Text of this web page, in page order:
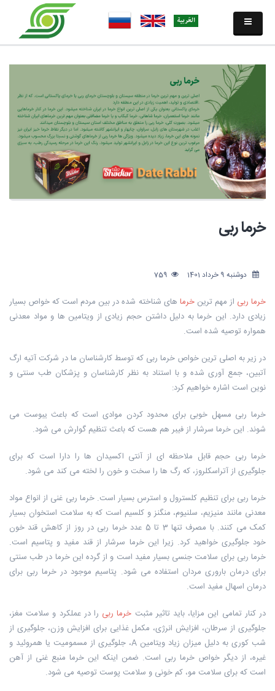
خرما ربی
دوشنبه 9 خرداد 1401
خرما ربی از مهم ترینخرما های شناخته شده در بین مردم است که خواص بسیار
زیادی دارد. این خرما به دلیل داشتن حجم زیادی از ویتامین ها و مواد معدنی
همواره توصیه شده است.
در زیر به اصلی ترین خواص خرما ربی که توسط کارشناسان ما در شرکت آتیه ارگ
آتبین، جمع آوری شده و با استناد به نظر کارشناسان و پزشکان طب سنتی و
نوین است اشاره خواهیم کرد:
خرما ربی مسهل خوبی برای محدود کردن موادی است که باعث یبوست می
شوند. این خرما سرشار از فیبر هم هست که باعث تنظیم گوارش می شود.
خرما ربی حجم قابل ملاحظه ای از آنتی اکسیدان ها را دارا است که برای
جلوگیری از آتراسکلروز، که رگ ها را سخت و خون را لخته می کند می شود.
خرما ربی برای تنظیم کلسترول و استرس بسیار است. خرما ربی غنی از انواع مواد
معدنی مانند منیزیم، سلنیوم، منگنز و کلسیم است که به سلامت استخوان بسیار
کمک می کنند. با مصرف تنها 3 تا 5 عدد خرما ربی در روز از کاهش قند خون
خود جلوگیری خواهید کرد. زیرا این خرما سرشار از قند مفید و پتاسیم است.
خرما ربی برای سلامت جنسی بسیار مفید است و از گرده این خرما در طب سنتی
برای درمان باروری مردان استفاده می شود. پتاسیم موجود در خرما ربی برای
درمان اسهال مفید است.
در کنار تمامی این مزایا، باید تاثیر مثبت خرما ربی را در عملکرد و سلامت مغز،
جلوگیری از سرطان، افزایش انرژی، مکمل غذایی برای افزایش وزن، جلوگیری از
شب کوری به دلیل میزان زیاد ویتامین A، جلوگیری از مسمومیت یا همروئید و
غیره، از دیگر خواص خرما ربی است. ضمن اینکه این خرما منبع غنی از آهن
است که برای سلامت مو، کم خونی و سلامت پوست توصیه می شود.